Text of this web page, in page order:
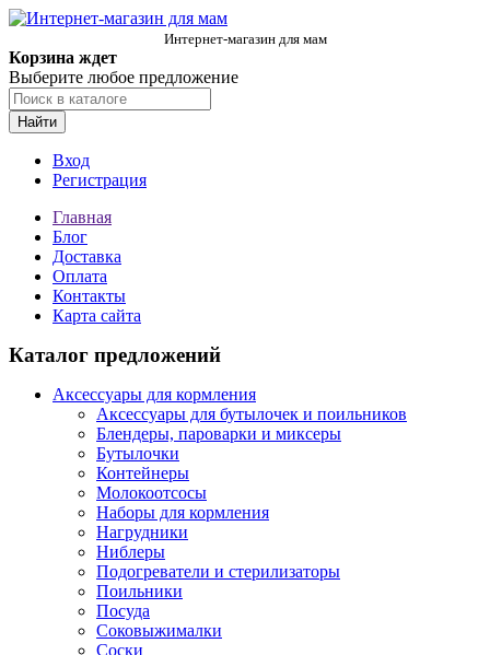
Интернет-магазин для мам
Корзина ждет
Выберите любое предложение
Найти
Вход
Регистрация
Главная
Блог
Доставка
Оплата
Контакты
Карта сайта
Каталог предложений
Аксессуары для кормления
Аксессуары для бутылочек и поильников
Блендеры, пароварки и миксеры
Бутылочки
Контейнеры
Молокоотсосы
Наборы для кормления
Нагрудники
Ниблеры
Подогреватели и стерилизаторы
Поильники
Посуда
Соковыжималки
Соски